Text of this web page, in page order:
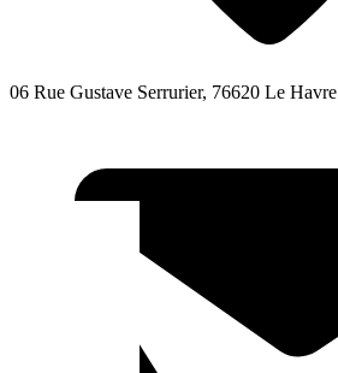
06 Rue Gustave Serrurier, 76620 Le Havre